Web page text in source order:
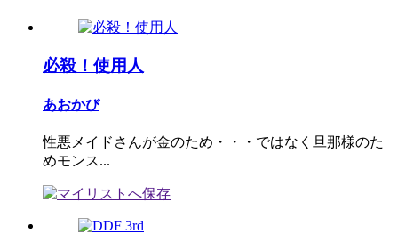
必殺！使用人
あおかび
性悪メイドさんが金のため・・・ではなく旦那様のた
めモンス...